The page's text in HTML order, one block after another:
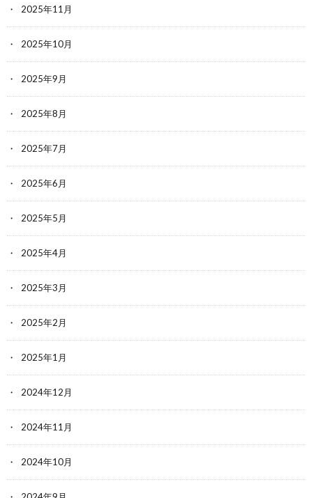
2025年11月
2025年10月
2025年9月
2025年8月
2025年7月
2025年6月
2025年5月
2025年4月
2025年3月
2025年2月
2025年1月
2024年12月
2024年11月
2024年10月